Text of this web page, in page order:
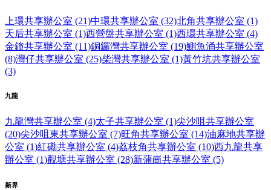
上環共享辦公室 (21)中環共享辦公室 (32)北角共享辦公室 (1)
天后共享辦公室 (1)西營盤共享辦公室 (1)西環共享辦公室 (4)
金鐘共享辦公室 (11)銅鑼灣共享辦公室 (19)鰂魚涌共享辦公室
(8)灣仔共享辦公室 (25)柴灣共享辦公室 (1)黃竹坑共享辦公室
(3)
九龍
九龍灣共享辦公室 (4)太子共享辦公室 (1)尖沙咀共享辦公室
(20)尖沙咀東共享辦公室 (7)旺角共享辦公室 (14)油麻地共享辦
公室 (1)紅磡共享辦公室 (4)荔枝角共享辦公室 (10)西九龍共享
辦公室 (1)觀塘共享辦公室 (28)新蒲崗共享辦公室 (5)
新界